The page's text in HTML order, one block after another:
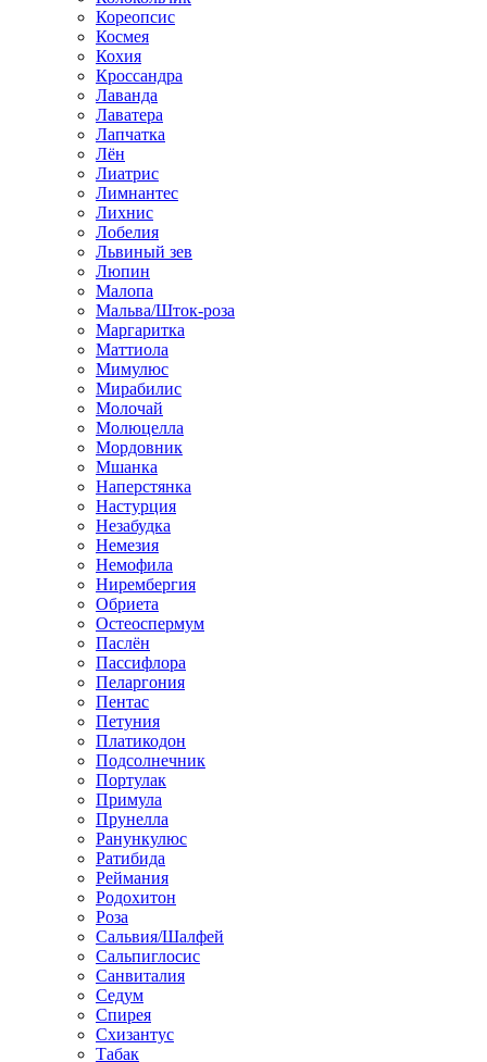
Кореопсис
Космея
Кохия
Кроссандра
Лаванда
Лаватера
Лапчатка
Лён
Лиатрис
Лимнантес
Лихнис
Лобелия
Львиный зев
Люпин
Малопа
Мальва/Шток-роза
Маргаритка
Маттиола
Мимулюс
Мирабилис
Молочай
Молюцелла
Мордовник
Мшанка
Наперстянка
Настурция
Незабудка
Немезия
Немофила
Нирембергия
Обриета
Остеоспермум
Паслён
Пассифлора
Пеларгония
Пентас
Петуния
Платикодон
Подсолнечник
Портулак
Примула
Прунелла
Ранункулюс
Ратибида
Реймания
Родохитон
Роза
Сальвия/Шалфей
Сальпиглосис
Санвиталия
Седум
Спирея
Схизантус
Табак